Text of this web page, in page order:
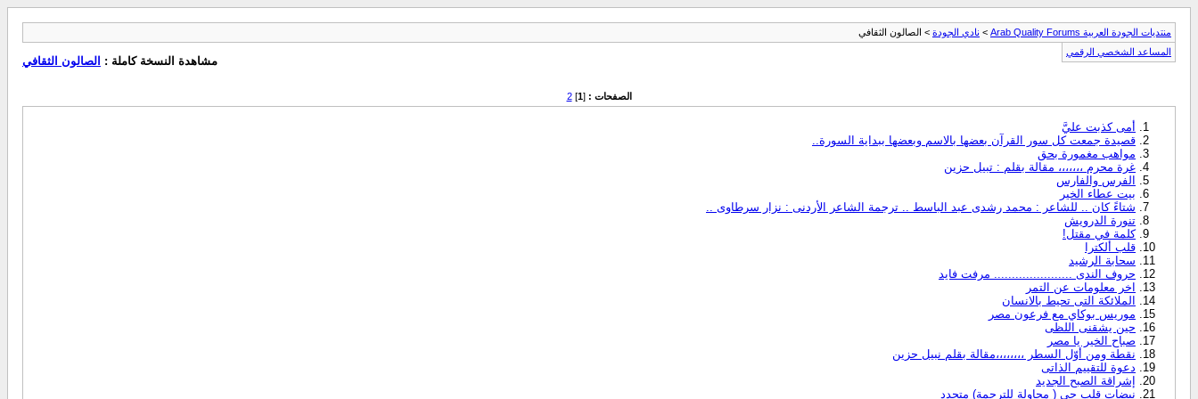
منتديات الجودة العربية Arab Quality Forums > نادي الجودة > الصالون الثقافي
المساعد الشخصي الرقمي
مشاهدة النسخة كاملة : الصالون الثقافي
الصفحات : [
1
]
2
أمى كذبت عليَّ
قصيدة جمعت كل سور القرآن بعضها بالاسم وبعضها ببداية السورة..
مواهب مغمورة بحق
غرة محرم ،،،،،،، مقالة بقلم : تبيل حزين
الفرس والفارس
بيت عطاء الخير
شتاءً كان .. للشاعر : محمد رشدى عبد الباسط .. ترجمة الشاعر الأردنى : نزار سرطاوى ..
تنورة الدرويش
كلمة في مقتل!
قلب ألكترا
سحابة الرشيد
حروف الندى ...................... مرفت فايد
اخر معلومات عن التمر
الملائكة التى تحيط بالانسان
موريس بوكاي مع فرعون مصر
حين يشقنى اللظى
صباح الخير يا مصر
نقطة ومن أوّل السطر ،،،،،،،،مقالة بقلم نبيل حزين
دعوة للتقييم الذاتى
إشراقة الصبح الجديد
نبضات قلب حي ( محاولة للترجمة) متجدد